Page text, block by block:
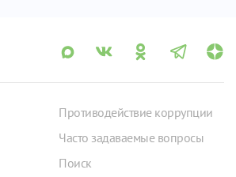
Противодействие коррупции
Часто задаваемые вопросы
Поиск